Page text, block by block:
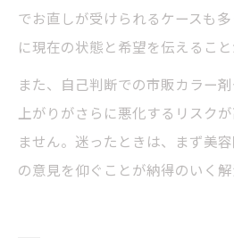
でお直しが受けられるケースも
に現在の状態と希望を伝えること
また、自己判断での市販カラー
上がりがさらに悪化するリスク
ません。迷ったときは、まず美
の意見を仰ぐことが納得のいく解